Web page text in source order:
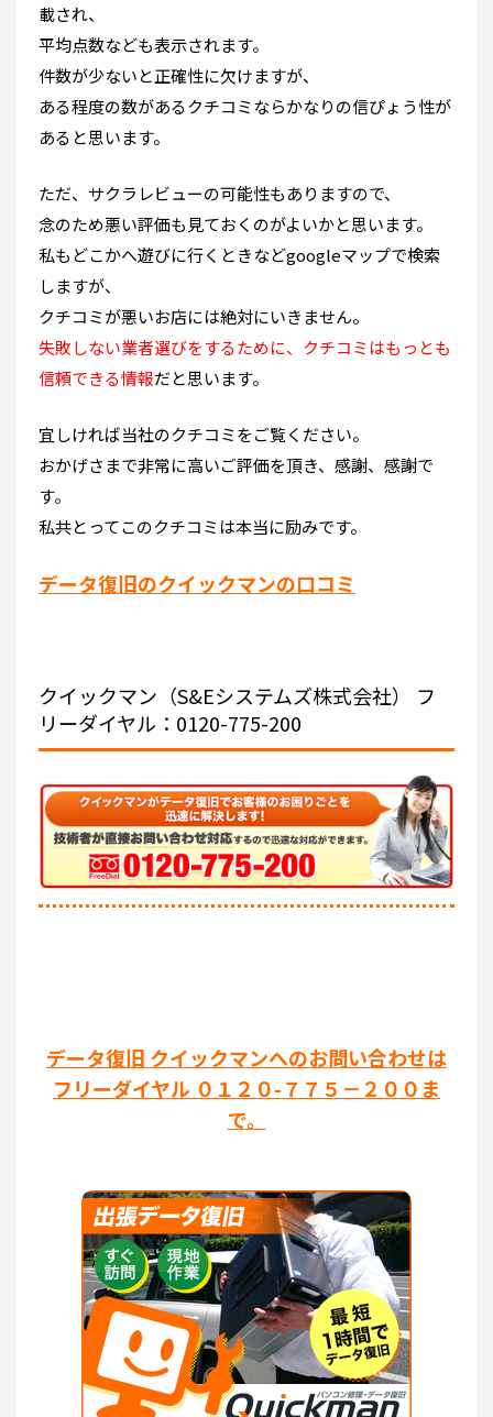
載され、
平均点数なども表示されます。
件数が少ないと正確性に欠けますが、
ある程度の数があるクチコミならかなりの信ぴょう性が
あると思います。
ただ、サクラレビューの可能性もありますので、
念のため悪い評価も見ておくのがよいかと思います。
私もどこかへ遊びに行くときなどgoogleマップで検索
しますが、
クチコミが悪いお店には絶対にいきません。
失敗しない業者選びをするために、クチコミはもっとも
信頼できる情報だと思います。
宜しければ当社のクチコミをご覧ください。
おかげさまで非常に高いご評価を頂き、感謝、感謝で
す。
私共とってこのクチコミは本当に励みです。
データ復旧のクイックマンの口コミ
クイックマン（S&Eシステムズ株式会社）
フ
リーダイヤル：0120-775-200
データ復旧 クイックマンへのお問い合わせは
フリーダイヤル ０１２０-７７５－２００ま
で。